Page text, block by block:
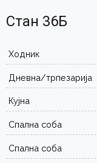
Стан 36Б
Ходник
Дневна/трпезарија
Кујна
Спална соба
Спална соба